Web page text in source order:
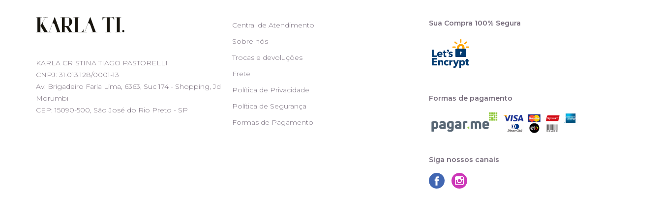
KARLA CRISTINA TIAGO PASTORELLI
CNPJ: 31.013.128/0001-13
Av. Brigadeiro Faria Lima, 6363, Suc 174 - Shopping, Jd
Morumbi
CEP: 15090-500, São José do Rio Preto - SP
Central de Atendimento
Sobre nós
Trocas e devoluções
Frete
Política de Privacidade
Política de Segurança
Formas de Pagamento
Sua Compra 100% Segura
Formas de pagamento
Siga nossos canais